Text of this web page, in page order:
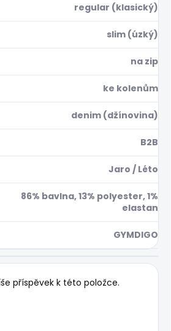
regular (klasický)
slim (úzký)
na zip
ke kolenům
denim (džínovina)
B2B
Jaro / Léto
86% bavlna, 13% polyester, 1%
elastan
GYMDIGO
příspěvek k této položce.